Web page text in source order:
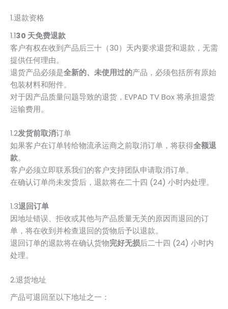
1.退款资格
1.130 天免费退款
客户有权在收到产品后三十（30）天内要求退货和退款，无需
提供任何理由。
退货产品必须是全新的、未使用过的产品，必须包括所有原始
包装材料和附件。
对于因产品质量问题导致的退货，EVPAD TV Box 将承担退货
运输费用。
1.2发货前取消订单
如果客户在订单转给物流承运商之前取消订单，将获得全额退
款。
客户必须立即联系我们的客户支持团队申请取消订单。
在确认订单尚未发货后，退款将在二十四 (24) 小时内处理。
1.3退回订单
因地址错误、拒收或其他与产品质量无关的原因而退回的订
单，将在收到并检查退回的货物后予以退款。
退回订单的退款将在确认货物完好无损后二十四 (24) 小时内
处理。
2.退货地址
产品可退回至以下地址之一：